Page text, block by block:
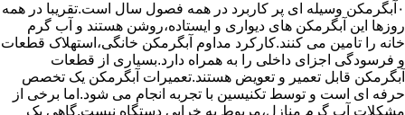
۰آبگرمکن وسیله ای پر کاربرد در همه فصول سال است.تقریبا در همه
روزها این آبگرمکن های دیواری و ایستاده،روشن هستند و آب گرم
خانه را تامین می کنند.کارکرد مداوم آبگرمکن خانگی،استهلاک قطعات
و فرسودگی اجزای داخلی را به همراه دارد.بسیاری از قطعات
آبگرمکن قابل تعمیر و تعویض هستند.تعمیرات آبگرمکن یک تخصص
حرفه ای است و توسط تکنیسین با تجربه انجام می شود.اما برخی از
مشکلات آب گرم منازل،مربوط به خرابی دستگاه نیست.گاهی یک